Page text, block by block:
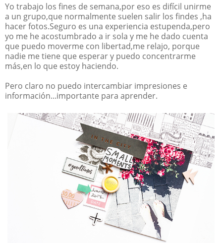
Yo trabajo los fines de semana,por eso es difícil unirme
a un grupo,que normalmente suelen salir los findes ,ha
hacer fotos.Seguro es una experiencia estupenda,pero
yo me he acostumbrado a ir sola y me he dado cuenta
que puedo moverme con libertad,me relajo, porque
nadie me tiene que esperar y puedo concentrarme
más,en lo que estoy haciendo.
Pero claro no puedo intercambiar impresiones e
información...importante para aprender.